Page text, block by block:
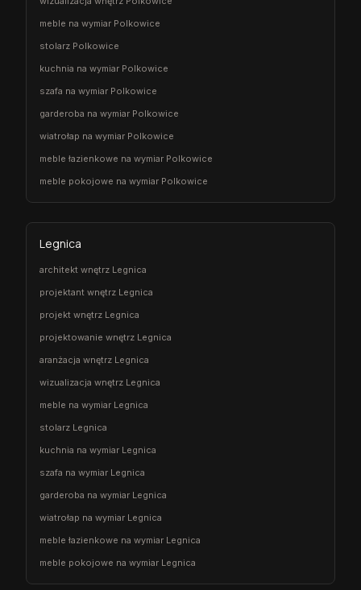
meble na wymiar Polkowice
stolarz Polkowice
kuchnia na wymiar Polkowice
szafa na wymiar Polkowice
garderoba na wymiar Polkowice
wiatrołap na wymiar Polkowice
meble łazienkowe na wymiar Polkowice
meble pokojowe na wymiar Polkowice
Legnica
architekt wnętrz Legnica
projektant wnętrz Legnica
projekt wnętrz Legnica
projektowanie wnętrz Legnica
aranżacja wnętrz Legnica
wizualizacja wnętrz Legnica
meble na wymiar Legnica
stolarz Legnica
kuchnia na wymiar Legnica
szafa na wymiar Legnica
garderoba na wymiar Legnica
wiatrołap na wymiar Legnica
meble łazienkowe na wymiar Legnica
meble pokojowe na wymiar Legnica